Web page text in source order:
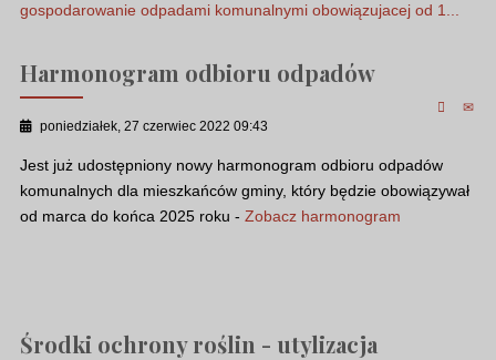
gospodarowanie odpadami komunalnymi obowiązujacej od 1...
Harmonogram odbioru odpadów
poniedziałek, 27 czerwiec 2022 09:43
Jest już udostępniony nowy harmonogram odbioru odpadów
komunalnych dla mieszkańców gminy, który będzie obowiązywał
od marca do końca 2025 roku - Zobacz harmonogram
Środki ochrony roślin - utylizacja